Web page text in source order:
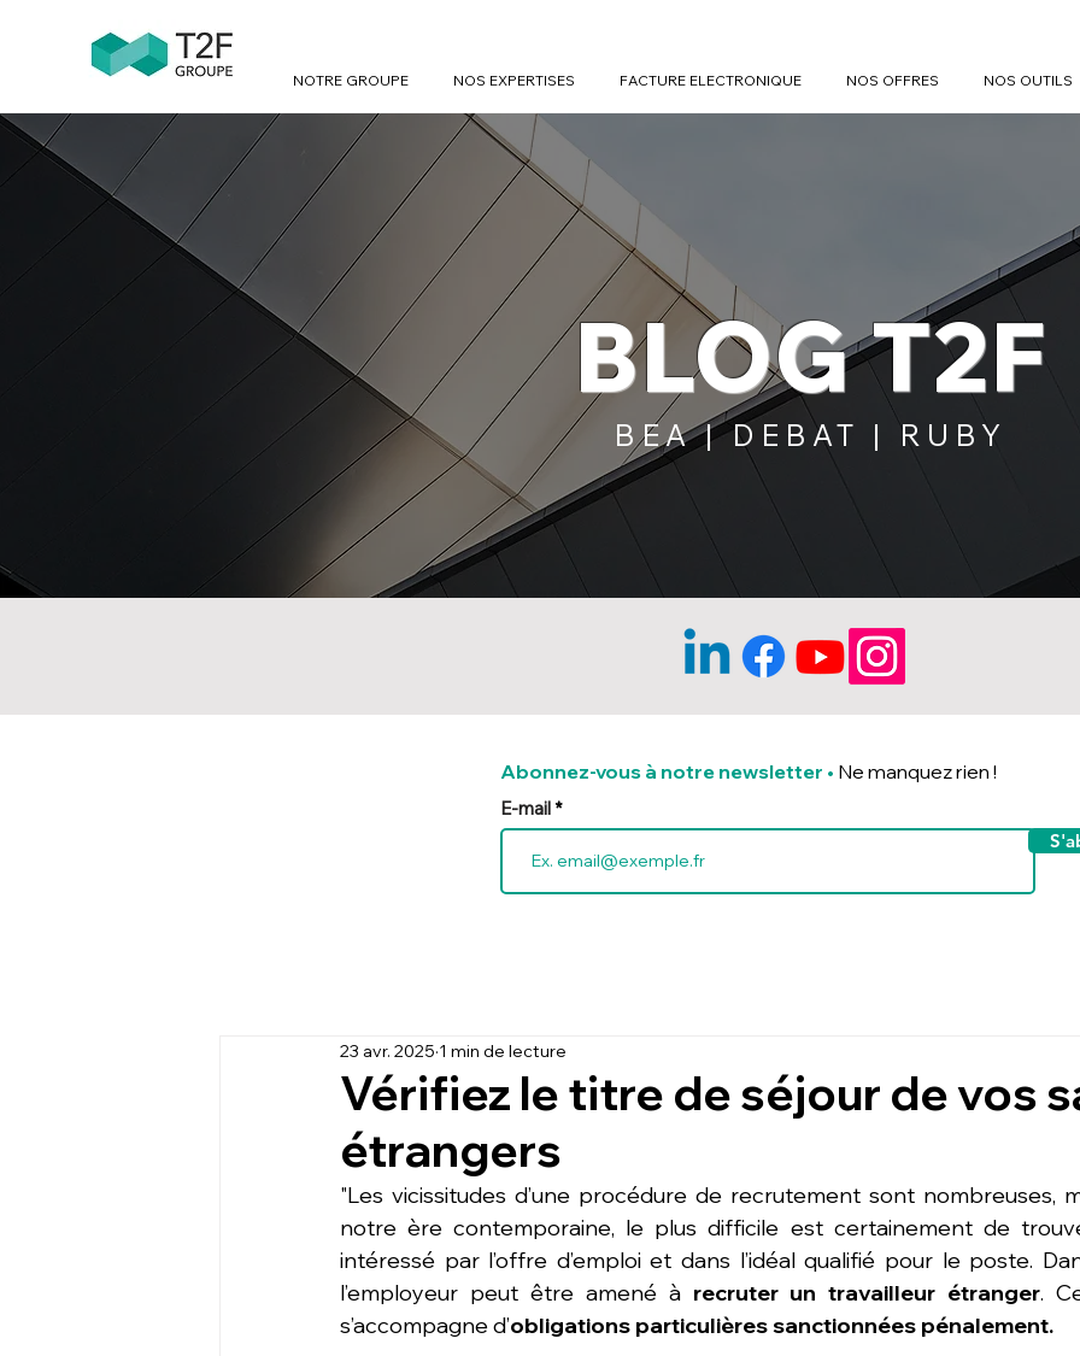
NOTRE GROUPE NOS EXPERTISES FACTURE ELECTRONIQUE NOS OFFRES NOS OUTILS
BLOG T2F
BEA | DEBAT | RUBY
Abonnez-vous à notre newsletter • Ne manquez rien !
E-mail
Vérifiez le titre de séjour de vos
étrangers
23 avr. 2025 1 min de lecture
"Les vicissitudes d’une procédure de recrutement sont nombreuses,
notre ère contemporaine, le plus difficile est certainement de
intéressé par l’offre d’emploi et dans l’idéal qualifié pour le poste.
l’employeur peut être amené à recruter un travailleur étranger.
s’accompagne d’obligations particulières sanctionnées pénalement.